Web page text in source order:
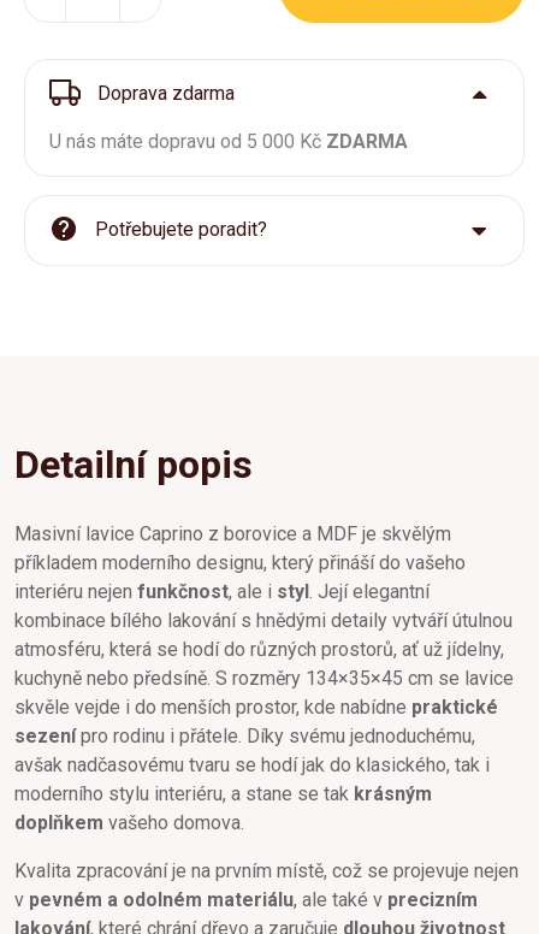
Doprava zdarma
U nás máte dopravu od 5 000 Kč ZDARMA
Potřebujete poradit?
Detailní popis
Masivní lavice Caprino z borovice a MDF je skvělým
příkladem moderního designu, který přináší do vašeho
interiéru nejen funkčnost, ale i styl . Její elegantní
kombinace bílého lakování s hnědými detaily vytváří útulnou
atmosféru, která se hodí do různých prostorů, ať už jídelny,
kuchyně nebo předsíně. S rozměry 134×35×45 cm se lavice
skvěle vejde i do menších prostor, kde nabídne praktické
sezenípro rodinu i přátele. Díky svému jednoduchému,
avšak nadčasovému tvaru se hodí jak do klasického, tak i
moderního stylu interiéru, a stane se tak krásným
doplňkem vašeho domova.
Kvalita zpracování je na prvním místě, což se projevuje nejen
v pevném a odolném materiálu, ale také v precizním
lakování, které chrání dřevo a zaručuje dlouhou životnost